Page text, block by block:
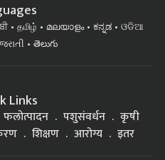
தமிழ் മലയാളം ಕನ್ನಡ
ଓଡିଆ
తెలుగు
Links
फलोत्पादन पशुसंवर्धन
कृषी
शिक्षण आरोग्य इतर